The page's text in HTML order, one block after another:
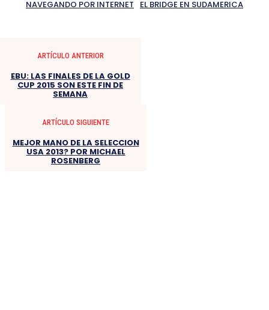
NAVEGANDO POR INTERNET
EL BRIDGE EN SUDAMERICA
ARTÍCULO ANTERIOR
EBU: LAS FINALES DE LA GOLD
CUP 2015 SON ESTE FIN DE
SEMANA
ARTÍCULO SIGUIENTE
MEJOR MANO DE LA SELECCION
USA 2013? POR MICHAEL
ROSENBERG